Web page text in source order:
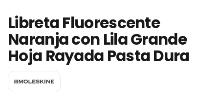
Libreta Fluorescente
Naranja con Lila Grande
Hoja Rayada Pasta Dura